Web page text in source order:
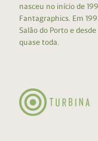
nasceu no início de
Fantagraphics. Em
Salão do Porto e
quase toda.